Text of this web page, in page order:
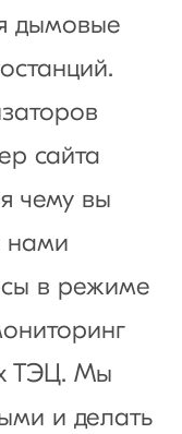
дымовые
сайта
чему вы
нами
в режиме
ТЭЦ. Мы
и делать